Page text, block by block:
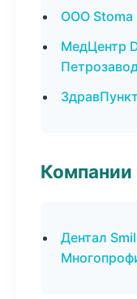
ООО Stoma
МедЦентр
Компании
Дентал